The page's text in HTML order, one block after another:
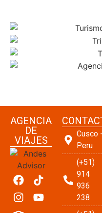
AGENCIA
DE
VIAJES
Cusco -
Peru
(+51)
914
936
238